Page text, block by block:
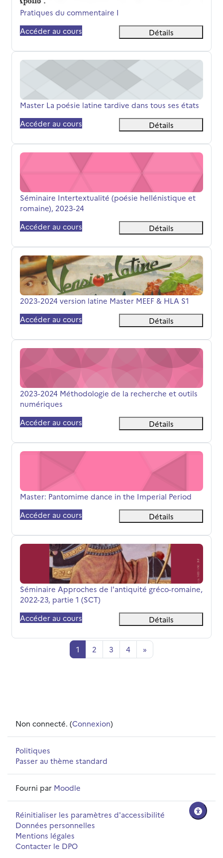
Nom du cours
Pratiques du commentaire I
Accéder au cours
Détails
Master La poésie latine tardive dans tous ses états
Nom du cours
Master La poésie latine tardive dans tous ses états
Accéder au cours
Détails
Séminaire Intertextualité (poésie hellénistique et
Nom du cours
Séminaire Intertextualité (poésie hellénistique et
romaine), 2023-24
Accéder au cours
Détails
2023-2024 version latine Master MEEF &amp; HLA S1
Nom du cours
2023-2024 version latine Master MEEF & HLA S1
Accéder au cours
Détails
2023-2024 Méthodologie de la recherche et outils
Nom du cours
2023-2024 Méthodologie de la recherche et outils
numériques
Accéder au cours
Détails
Master: Pantomime dance in the Imperial Period
Nom du cours
Master: Pantomime dance in the Imperial Period
Accéder au cours
Détails
Séminaire Approches de l'antiquité gréco-romaine,
Nom du cours
Séminaire Approches de l'antiquité gréco-romaine,
2022-23, partie 1 (SCT)
Accéder au cours
Détails
1 Page 1
2 Page 2
3 Page 3
4Page 4
»
Non connecté. (Connexion)
Politiques
Passer au thème standard
Fourni par Moodle
Réinitialiser les paramètres d'accessibilité
Données personnelles
Mentions légales
Contacter le DPO